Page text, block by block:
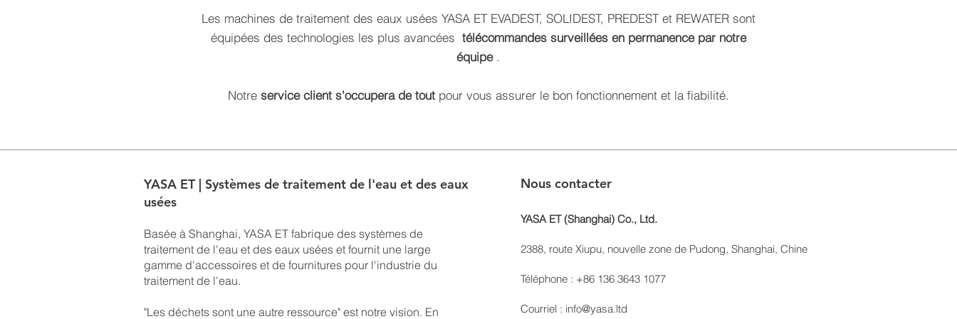
Les machines de traitement des eaux usées YASA ET EVADEST, SOLIDEST, PREDEST et REWATER sont
équipées des technologies les plus avancées télécommandes surveillées en permanence par notre
équipe.
Notre service client s'occupera de toutpour vous assurer le bon fonctionnement et la fiabilité.
YASA ET | Systèmes de traitement de l'eau et des eaux
usées
Basée à Shanghai, YASA ET fabrique des systèmes de
traitement de l'eau et des eaux usées et fournit une large
gamme d'accessoires et de fournitures pour l'industrie du
traitement de l'eau.
"Les déchets sont une autre ressource" est notre vision. En
Nous contacter
YASA ET (Shanghai) Co., Ltd.
2388, route Xiupu, nouvelle zone de Pudong, Shanghai, Chine
Téléphone : +86 136 3643 1077
Courriel : info@yasa.ltd